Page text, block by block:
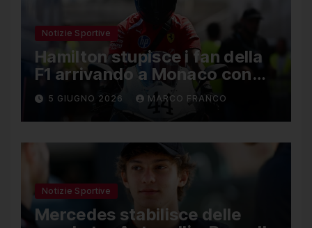
Notizie Sportive
Hamilton stupisce i fan della
F1 arrivando a Monaco con
una Ducati in edizione
limitata
5 GIUGNO 2026 MARCO FRANCO
Notizie Sportive
Mercedes stabilisce delle